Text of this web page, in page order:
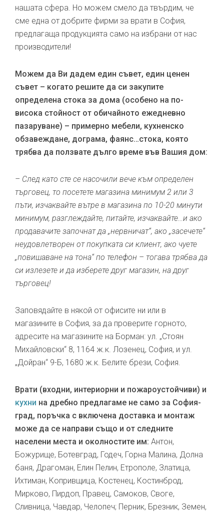
нашата сфера. Но можем смело да твърдим, че
сме една от добрите фирми за врати в София,
предлагаща продукцията само на избрани от нас
производители!
Можем да Ви дадем един съвет, един ценен
съвет – когато решите да си закупите
определена стока за дома (особено на по-
висока стойност от обичайното ежедневно
пазаруване) – примерно мебели, кухненско
обзавеждане, дограма, фаянс…стока, която
трябва да ползвате дълго време във Вашия дом:
– След като сте се насочили вече към определен
търговец, то посетете магазина минимум 2 или 3
пъти, изчаквайте вътре в магазина по 10-20 минути
минимум, разглеждайте, питайте, изчаквайте…и ако
продавачите започнат да „нервничат“, ако „засечете“
неудовлетворен от покупката си клиент, ако чуете
„повишаване на тона“ по телефон – тогава трябва да
си излезете и да изберете друг магазин, на друг
търговец!
Заповядайте в някой от офисите ни или в
магазините в София, за да проверите горното,
адресите на магазините на Борман: ул. „Стоян
Михайловски“ 8, 1164 ж.к. Лозенец, София, и ул.
„Дойран“ 9-Б, 1680 ж.к. Белите брези, София.
Врати (входни, интериорни и пожароустойчиви) и
кухни на дребно предлагаме не само за София-
град, поръчка с включена доставка и монтаж
може да се направи също и от следните
населени места и околностите им: Антон,
Божурище, Ботевград, Годеч, Горна Малина, Долна
баня, Драгоман, Елин Пелин, Етрополе, Златица,
Ихтиман, Копривщица, Костенец, Костинброд,
Мирково, Пирдоп, Правец, Самоков, Своге,
Сливница, Чавдар, Челопеч; Перник, Брезник, Земен,